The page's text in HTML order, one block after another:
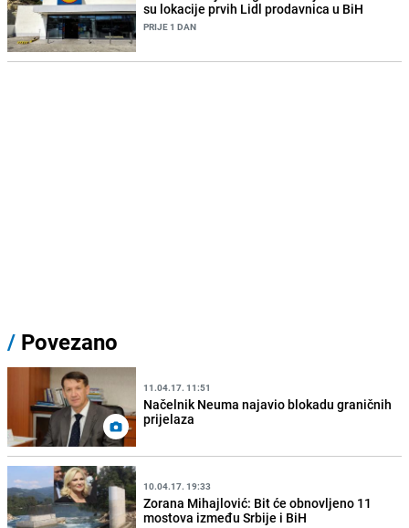
su lokacije prvih Lidl prodavnica u BiH
PRIJE 1 DAN
/ Povezano
11.04.17. 11:51
Načelnik Neuma najavio blokadu graničnih
prijelaza
10.04.17. 19:33
Zorana Mihajlović: Bit će obnovljeno 11
mostova između Srbije i BiH